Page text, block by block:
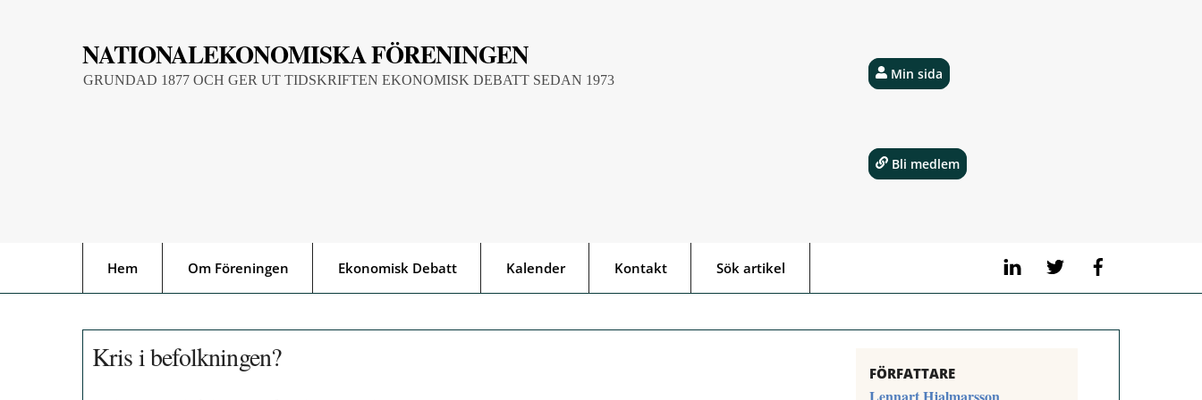
NATIONALEKONOMISKA FÖRENINGEN
GRUNDAD 1877 OCH GER UT TIDSKRIFTEN EKONOMISK DEBATT SEDAN 1973
LinkedIn Twitter
Hem Om Föreningen Ekonomisk Debatt Kalender Kontakt Sök artikel
Min sida
Bli medlem
Kris i befolkningen? FÖRFATTARE